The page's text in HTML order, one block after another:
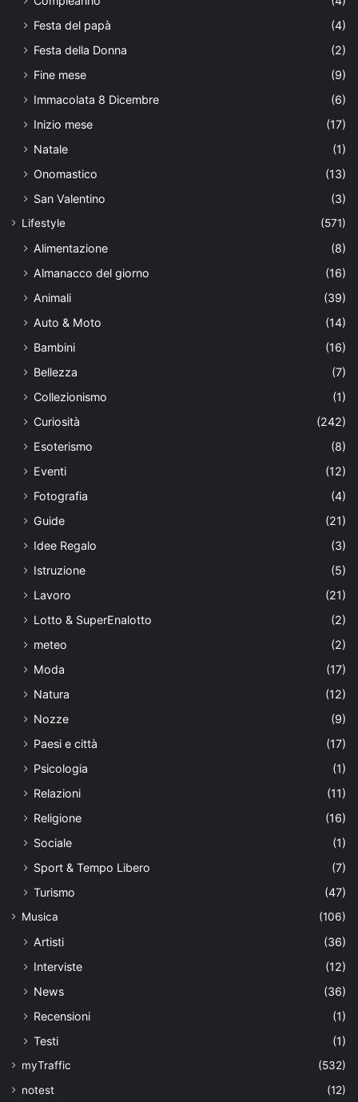
Festa del papà
(4)
Festa della Donna
(2)
Fine mese
(9)
Immacolata 8 Dicembre
(6)
Inizio mese
(17)
Natale
(1)
Onomastico
(13)
San Valentino
(3)
Lifestyle (571)
Alimentazione
(8)
Almanacco del giorno
(16)
Animali
(39)
Auto & Moto
(14)
Bambini
(16)
Bellezza
(7)
Collezionismo
(1)
Curiosità
(242)
Esoterismo
(8)
Eventi
(12)
Fotografia
(4)
Guide
(21)
Idee Regalo
(3)
Istruzione
(5)
Lavoro
(21)
Lotto & SuperEnalotto
(2)
meteo
(2)
Moda
(17)
Natura
(12)
Nozze
(9)
Paesi e città
(17)
Psicologia
(1)
Relazioni
(11)
Religione
(16)
Sociale
(1)
Sport & Tempo Libero
(7)
Turismo
(47)
Musica (106)
Artisti
(36)
Interviste
(12)
News
(36)
Recensioni
(1)
Testi
(1)
myTraffic
(532)
notest
(12)